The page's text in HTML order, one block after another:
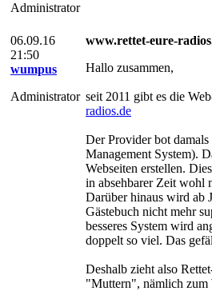
Administrator
06.09.16
21:50
wumpus
Administrator
www.rettet-eure-
Hallo zusammen,
seit 2011 gibt es die
radios.de
Der Provider bot
Management System).
Webseiten erstellen.
in absehbarer Zeit wohl
Darüber hinaus wird ab
Gästebuch nicht mehr
besseres System wird
doppelt so viel. Das
Deshalb zieht also
"Muttern", nämlich zum